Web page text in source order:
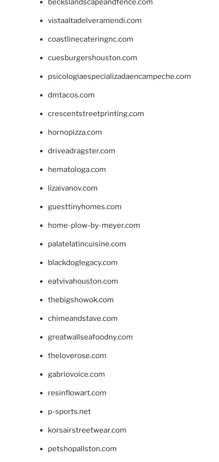
beckslandscapeandfence.com
vistaaltadelveramendi.com
coastlinecateringnc.com
cuesburgershouston.com
psicologiaespecializadaencampeche.com
dmtacos.com
crescentstreetprinting.com
hornopizza.com
driveadragster.com
hematologa.com
lizaivanov.com
guesttinyhomes.com
home-plow-by-meyer.com
palatelatincuisine.com
blackdoglegacy.com
eatvivahouston.com
thebigshowok.com
chimeandstave.com
greatwallseafoodny.com
theloverose.com
gabriovoice.com
resinflowart.com
p-sports.net
korsairstreetwear.com
petshopallston.com